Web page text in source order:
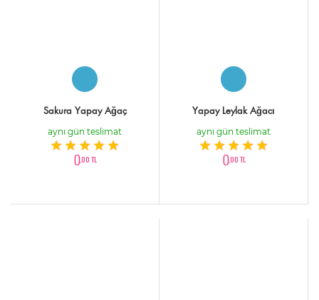
Sakura Yapay Ağaç
aynı gün teslimat
0,00 TL
Yapay Leylak Ağacı
aynı gün teslimat
0,00 TL